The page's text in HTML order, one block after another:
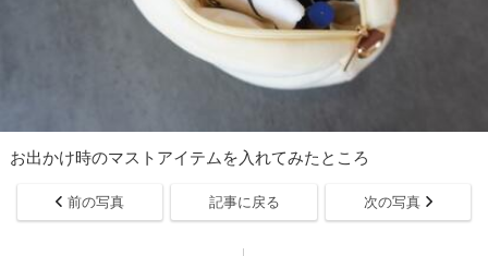
お出かけ時のマストアイテムを入れてみたところ
前の写真 記事に戻る 次の写真